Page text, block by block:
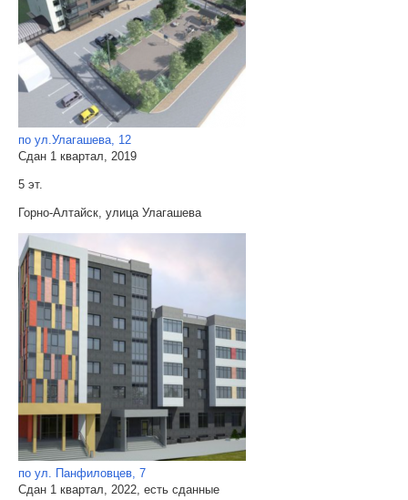
по ул.Улагашева, 12
Сдан 1 квартал, 2019
5 эт.
Горно-Алтайск, улица Улагашева
по ул. Панфиловцев, 7
Сдан 1 квартал, 2022, есть сданные